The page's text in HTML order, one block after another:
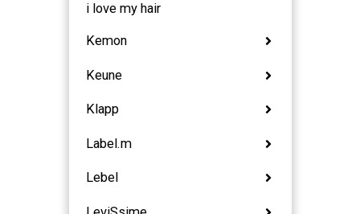
i love my hair
Kemon
Keune
Klapp
Label.m
Lebel